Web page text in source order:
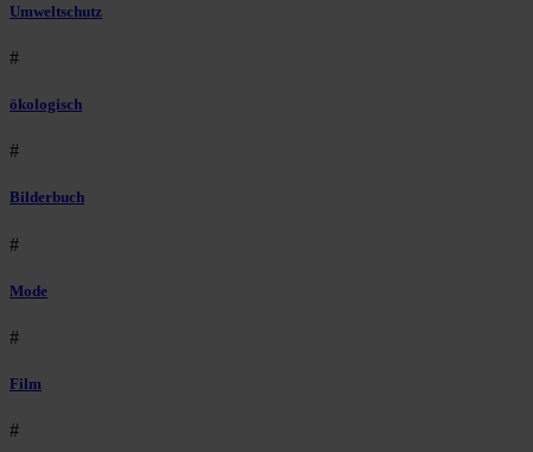
Umweltschutz
#
ökologisch
#
Bilderbuch
#
Mode
#
Film
#